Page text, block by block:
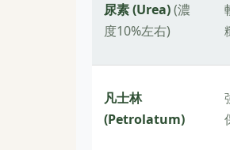
尿素 (Urea)(濃
度10%左右)
凡士林
(Petrolatum)